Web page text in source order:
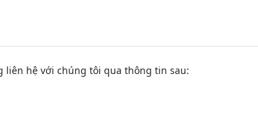
hệ với chúng tôi qua thông tin sau: